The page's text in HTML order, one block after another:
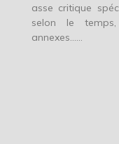
asse critique
selon le
annexes……